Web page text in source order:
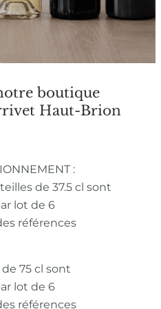
boutique
Haut-Brion
:
de 37.5 cl sont
lot de 6
références
75 cl sont
lot de 6
références